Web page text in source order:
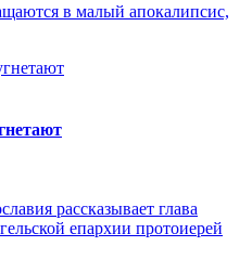
в малый апокалипсис,
рассказывает глава
епархии протоиерей